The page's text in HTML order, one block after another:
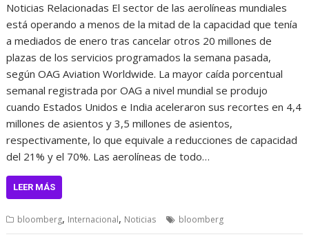
Noticias Relacionadas El sector de las aerolíneas mundiales
está operando a menos de la mitad de la capacidad que tenía
a mediados de enero tras cancelar otros 20 millones de
plazas de los servicios programados la semana pasada,
según OAG Aviation Worldwide. La mayor caída porcentual
semanal registrada por OAG a nivel mundial se produjo
cuando Estados Unidos e India aceleraron sus recortes en 4,4
millones de asientos y 3,5 millones de asientos,
respectivamente, lo que equivale a reducciones de capacidad
del 21% y el 70%. Las aerolíneas de todo…
LEER MÁS
bloomberg, Internacional, Noticias bloomberg